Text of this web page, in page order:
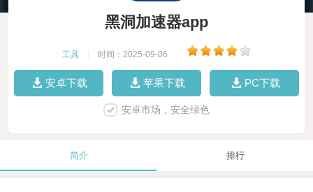
黑洞加速器app
工具 时间：2025-09-06
安卓下载 苹果下载 PC下载
安卓市场，安全绿色
简介 排行